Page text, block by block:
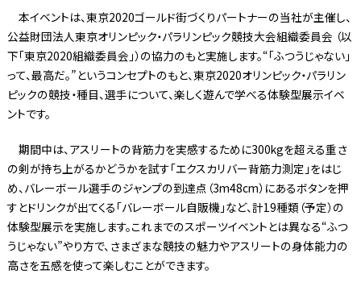
本イベントは、東京2020ゴールド街づくりパートナーの当社が主催し、
公益財団法人東京オリンピック・パラリンピック競技大会組織委員会 （以
下「東京2020組織委員会」）の協力のもと実施します。“「ふつうじゃない」
って、最高だ。”というコンセプトのもと、東京2020オリンピック・パラリン
ピックの競技・種目、選手について、楽しく遊んで学べる体験型展示イベ
ントです。
期間中は、アスリートの背筋力を実感するために300kgを超える重さ
の剣が持ち上がるかどうかを試す「エクスカリバー背筋力測定」をはじ
め、バレーボール選手のジャンプの到達点（3m48cm）にあるボタンを押
すとドリンクが出てくる「バレーボール自販機」など、計19種類（予定）の
体験型展示を実施します。これまでのスポーツイベントとは異なる“ふつ
うじゃない”やり方で、さまざまな競技の魅力やアスリートの身体能力の
高さを五感を使って楽しむことができます。